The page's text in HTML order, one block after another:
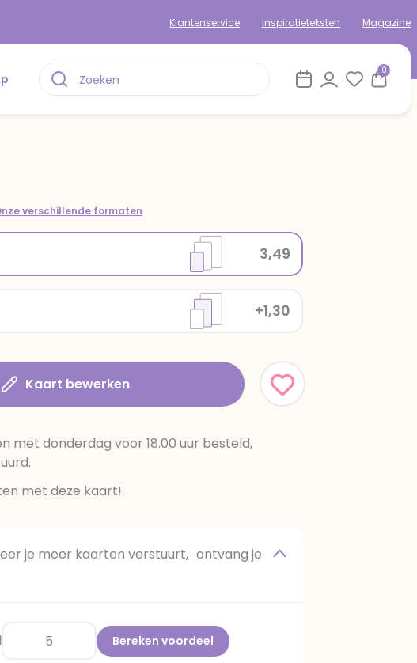
Klantenservice Inspiratieteksten Magazine
0
verschillende formaten
+1,30
3,49
Kaart bewerken
met donderdag voor 18.00 uur besteld,
met deze kaart!
je meer kaarten verstuurt, ontvang je
Bereken voordeel